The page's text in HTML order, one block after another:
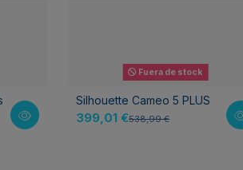
Fuera de stock
Silhouette Cameo 5 PLUS
399,01 €538,99 €